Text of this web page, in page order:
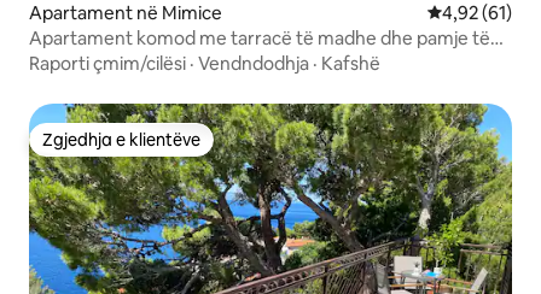
Apartament në Mimice Vlerësimi
4,92 (61)
Apartament komod me tarracë të madhe dhe pamje të
bukur
Raporti çmim/cilësi · Vendndodhja · Kafshë
Zgjedhja e klientëve
Zgjedhja e klientëve